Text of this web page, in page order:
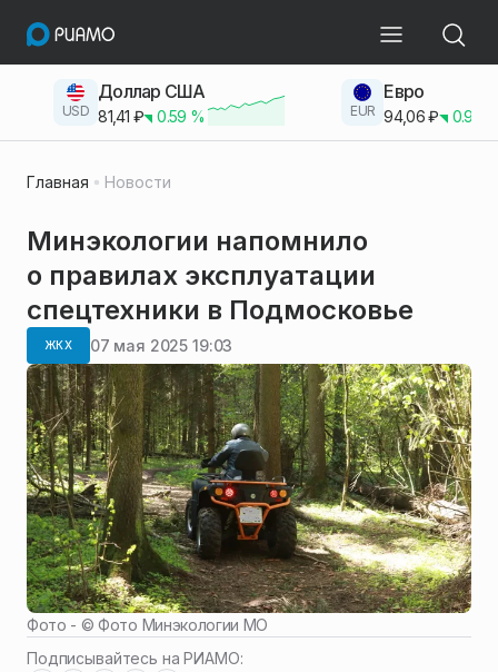
USD
Доллар США
81,41 ₽ 0.59 % EUR
Евро
94,06₽ 0.93
Главная Новости
Минэкологии напомнило
о правилах эксплуатации
спецтехники в Подмосковье
ЖКХ 07 мая 2025 19:03
Фото - ©Фото Минэкологии МО
Подписывайтесь на РИАМО: